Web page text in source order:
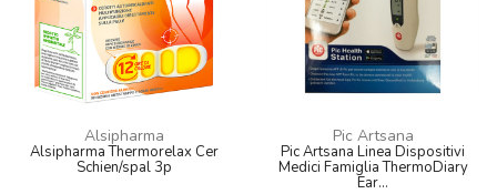
Alsipharma
Alsipharma Thermorelax Cer
Schien/spal 3p
Pic Artsana
Pic Artsana Linea Dispositivi
Medici Famiglia ThermoDiary
Ear...